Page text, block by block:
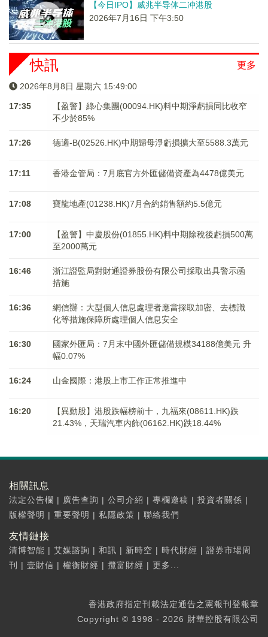
【今日IPO】威兆半导体二冲港股
2026年7月16日 下午3:50
更多
快訊
2026年8月8日 星期六 15:49:01
17:35
【盈警】綠心集團(00094.HK)料中期淨虧損同比收窄
不少於85%
17:26 德適-B(02526.HK)中期歸母淨虧損擴大至5588.3萬元
17:11 香港金管局：7月底官方外匯儲備資產為4478億美元
17:08 寶龍地產(01238.HK)7月合約銷售額約5.5億元
17:00
【盈警】中慶股份(01855.HK)料中期除稅後虧損500萬
至2000萬元
16:46
浙江證監局對財通證券股份有限公司採取出具警示函
措施
16:36
網信辦：大型個人信息處理者應當採取加密、去標識
化等措施保障所處理個人信息安全
16:30
國家外匯局：7月末中國外匯儲備規模34188億美元 升
幅0.07%
16:24 山金國際：港股上市工作正常推進中
16:20
【異動股】港股跌幅榜前十，九福來(08611.HK)跌
21.43%，天瑞汽車内飾(06162.HK)跌18.44%
相關訊息
法定公告欄 | 廣告查詢 | 公司介紹 | 專欄邀稿 | 投資者關係 |
版權聲明 | 重要聲明 | 私隱政策 | 聯絡我們
友情鏈接
清博智能 | 艾媒諮詢 | 和訊 | 新時空 | 時代財經 | 證券市場周
刊
| 壹財信 | 權衡財經 | 攬富財經 | 更多...
香港政府指定刊載法定通告之憲報刊登報章
Copyright © 1998 - 2026 財華控股有限公司